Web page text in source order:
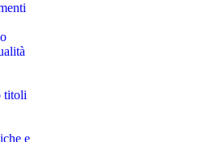
titoli
e